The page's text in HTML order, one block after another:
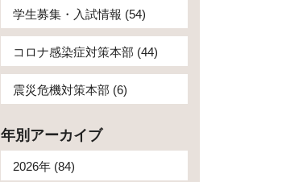
学生募集・入試情報 (54)
コロナ感染症対策本部 (44)
震災危機対策本部 (6)
年別アーカイブ
2026年 (84)